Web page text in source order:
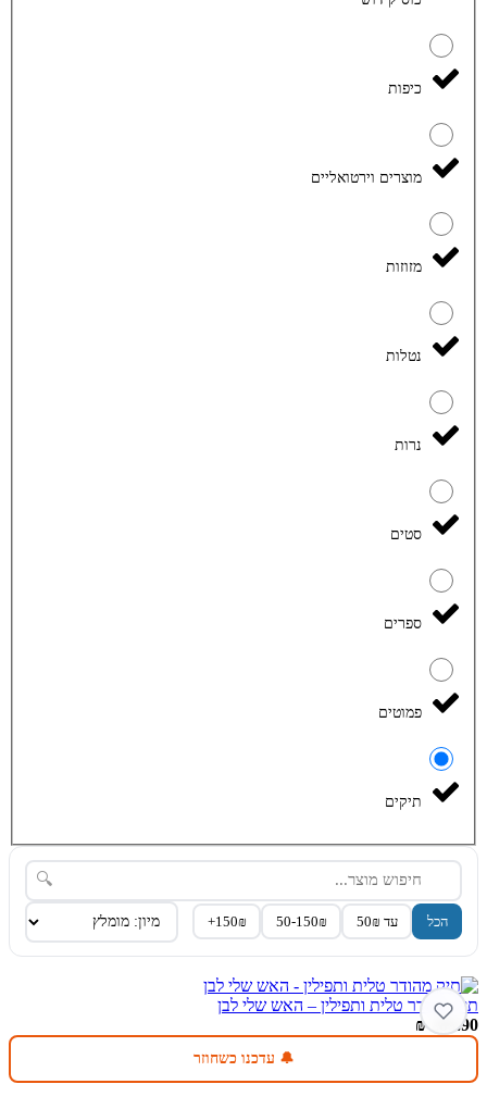
כיפות
מוצרים וירטואליים
מזוזות
נטלות
נרות
סטים
ספרים
פמוטים
תיקים
🔍
הכל עד 50₪ 50-150₪
150₪+
תיק מהודר טלית ותפילין – האש שלי לבן
289.90
₪
🔔 עדכנו כשחוזר